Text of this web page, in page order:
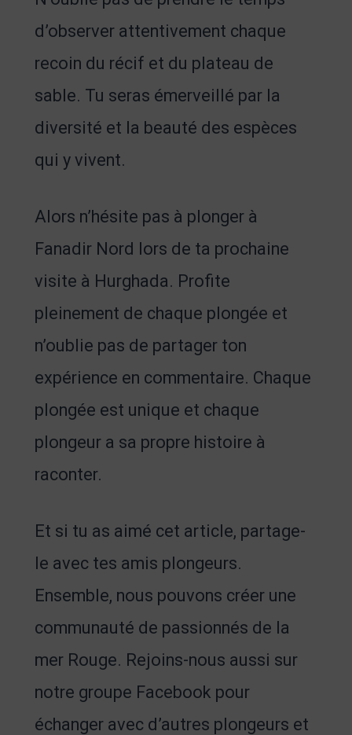
d’observer attentivement chaque
recoin du récif et du plateau de
sable. Tu seras émerveillé par la
diversité et la beauté des espèces
qui y vivent.
Alors n’hésite pas à plonger à
Fanadir Nord lors de ta prochaine
visite à Hurghada. Profite
pleinement de chaque plongée et
n’oublie pas de partager ton
expérience en commentaire. Chaque
plongée est unique et chaque
plongeur a sa propre histoire à
raconter.
Et si tu as aimé cet article, partage-
le avec tes amis plongeurs.
Ensemble, nous pouvons créer une
communauté de passionnés de la
mer Rouge. Rejoins-nous aussi sur
notre groupe Facebook pour
échanger avec d’autres plongeurs et